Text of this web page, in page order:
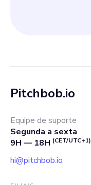
Pitchbob.io
Equipe de suporte
Segunda a sexta
9H — 18H (CET/UTC+1)
hi@pitchbob.io